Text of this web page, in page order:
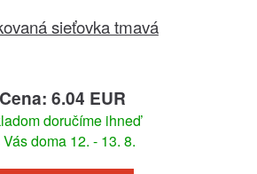
sieťovka tmavá
Cena: 6.04 EUR
doručíme ihneď
Vás doma 12. - 13. 8.